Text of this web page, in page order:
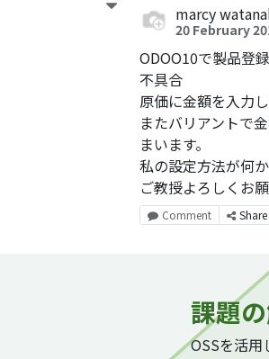
marcy
20 February
ODOO10で製品登
不具合
原価に金額を入力
またバリアントで
まいます。
私の設定方法が何
ご教授よろしくお願
Comment Share
課題
OSSを活用